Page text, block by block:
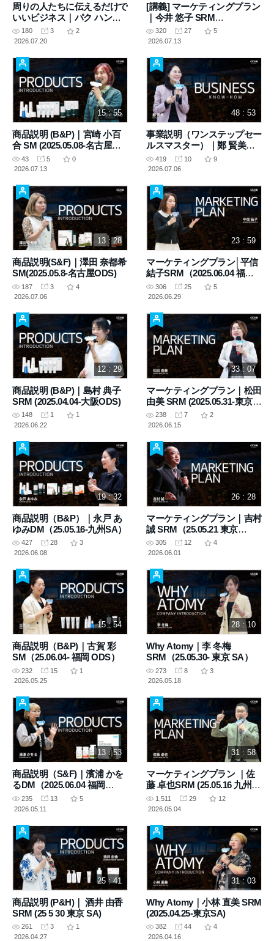
周りの人たちに伝えるだけで
いいビジネス｜パク ハンギ
ル 会長
180 3
2
2026.07.20
[講義] マーケティングプラン
｜今井 悠子 SRM
(2025.04.03-群馬ODS)
320 27
5
2026.07.13
15 : 55
商品説明 (B&P)｜宮崎 小百
合 SM (2025.05.08-名古屋
ODS)
43 5
0
2026.07.13
48 : 53
事業説明（ワンステップセー
ルスマスター）｜鄭 賢美
RM (2025.02.15-東京SA)
419 10
9
2026.07.06
13 : 28
商品説明(S&F)｜澤田 奈都希
SM(2025.05.8-名古屋ODS)
187 3
4
2026.07.06
23 : 59
マーケティングプラン│平信
結子SRM（2025.06.04 福岡
ODS）
306 25
5
2026.06.29
12 : 29
商品説明 (B&P)｜島村 典子
SRM (2025.04.04-大阪ODS)
148 1
1
2026.06.22
33 : 07
マーケティングプラン｜松田
由美 SRM (2025.05.31-東京
SA)238 7
2
2026.06.15
19 : 32
商品説明（B&P）｜永戸 あ
ゆみDM（25.05.16-九州SA）
427 28
3
2026.06.08
26 : 28
マーケティングプラン｜吉村
誠 SRM（25.05.21 東京
ODS）
305 12
4
2026.06.01
15 : 54
商品説明（B&P)｜古賀 彩
SM（25.06.04- 福岡 ODS）
232 15
1
2026.05.25
28 : 10
Why Atomy｜李 冬梅
SRM（25.05.30- 東京 SA）
273 8
3
2026.05.18
13 : 53
商品説明（S&F)｜濱浦 かを
るDM（2025.06.04 福岡
ODS）
235 13
5
2026.05.11
31 : 58
マーケティングプラン ｜佐
藤 卓也SRM (25.05.16 九州
SA)1,511 29
12
2026.05.04
25 : 41
商品説明 (P&H)｜ 酒井 由香
SRM (25 5 30 東京 SA)
261 3
1
2026.04.27
31 : 03
Why Atomy｜小林 直美 SRM
(2025.04.25-東京SA)
382 44
4
2026.04.16